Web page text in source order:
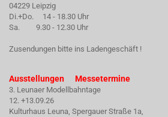
04229 Leipzig
Di.+Do. 14 - 18.30 Uhr
Sa. 9.30 - 12.30 Uhr
Zusendungen bitte ins Ladengeschäft !
Ausstellungen Messetermine
3. Leunaer Modellbahntage
12. +13.09.26
Kulturhaus Leuna, Spergauer Straße 1a,